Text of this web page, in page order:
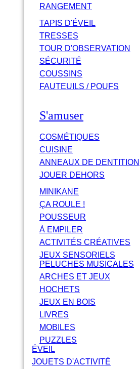
RANGEMENT
TAPIS D'ÉVEIL
TRESSES
TOUR D'OBSERVATION
SÉCURITÉ
COUSSINS
FAUTEUILS / POUFS
S'amuser
COSMÉTIQUES
CUISINE
ANNEAUX DE DENTITION
JOUER DEHORS
MINIKANE
ÇA ROULE !
POUSSEUR
À EMPILER
ACTIVITÉS CRÉATIVES
JEUX SENSORIELS
PELUCHES MUSICALES
ARCHES ET JEUX
HOCHETS
JEUX EN BOIS
LIVRES
MOBILES
PUZZLES
ÉVEIL
JOUETS D'ACTIVITÉ